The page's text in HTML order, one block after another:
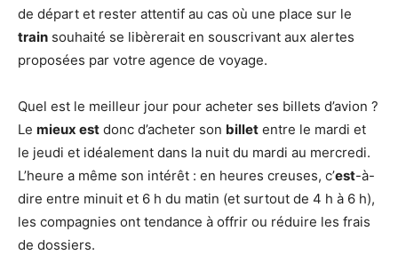
de départ et rester attentif au cas où une place sur le
train souhaité se libèrerait en souscrivant aux alertes
proposées par votre agence de voyage.
Quel est le meilleur jour pour acheter ses billets d’avion ?
Le mieux est donc d’acheter son billet entre le mardi et
le jeudi et idéalement dans la nuit du mardi au mercredi.
L’heure a même son intérêt : en heures creuses, c’est-à-
dire entre minuit et 6 h du matin (et surtout de 4 h à 6 h),
les compagnies ont tendance à offrir ou réduire les frais
de dossiers.